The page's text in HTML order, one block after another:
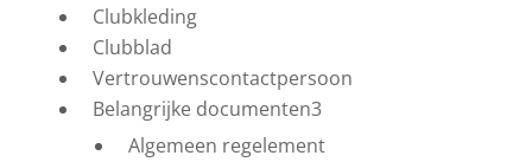
Clubkleding
Clubblad
Vertrouwenscontactpersoon
Belangrijke documenten3
Algemeen regelement